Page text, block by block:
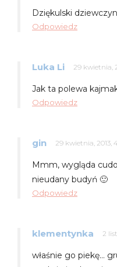
Dziękulski
Odpowiedz
Luka Li 29 kwietnia,
Jak ta polewa
Odpowiedz
gin 29 kwietnia, 2013,
Mmm, wygląda
nieudany budyń 🙂
Odpowiedz
klementynka 2
właśnie go piekę…